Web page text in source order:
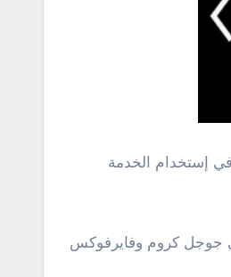
إستخدام الخدمة
جوجل كروم وفايرفوكس